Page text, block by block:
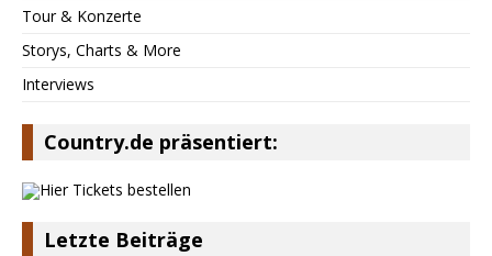
Tour & Konzerte
Storys, Charts & More
Interviews
Country.de präsentiert:
Letzte Beiträge